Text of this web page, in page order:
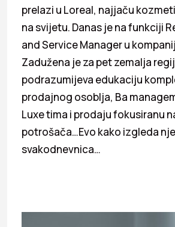
prelazi u Loreal, najjaču
na svijetu. Danas je na funkciji
and Service Manager u
Zadužena je za pet zemalja
podrazumijeva edukaciju
prodajnog osoblja, Ba
Luxe tima i prodaju fokusiranu
potrošača…Evo kako izgleda
svakodnevnica…